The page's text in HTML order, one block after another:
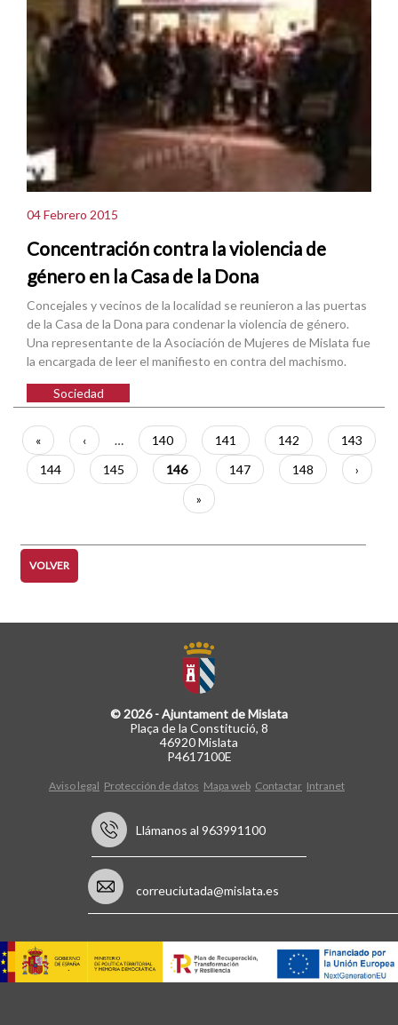
04 Febrero 2015
Concentración contra la violencia de
género en la Casa de la Dona
Concejales y vecinos de la localidad se reunieron a las puertas
de la Casa de la Dona para condenar la violencia de género.
Una representante de la Asociación de Mujeres de Mislata fue
la encargada de leer el manifiesto en contra del machismo.
Sociedad
Paginación
Primera
página
«
Página
anterior
‹ … Página
140 Página
141 Página
142 Página
143
Página
144 Página
145
Página
actual
146 Página
147 Página
148
página
›
Última
página
»
VOLVER
© 2026 - Ajuntament de Mislata
Plaça de la Constitució, 8
46920 Mislata
P4617100E
Aviso legal Protección de datos Mapa web Contactar Intranet
Llámanos al 963991100
correuciutada@mislata.es